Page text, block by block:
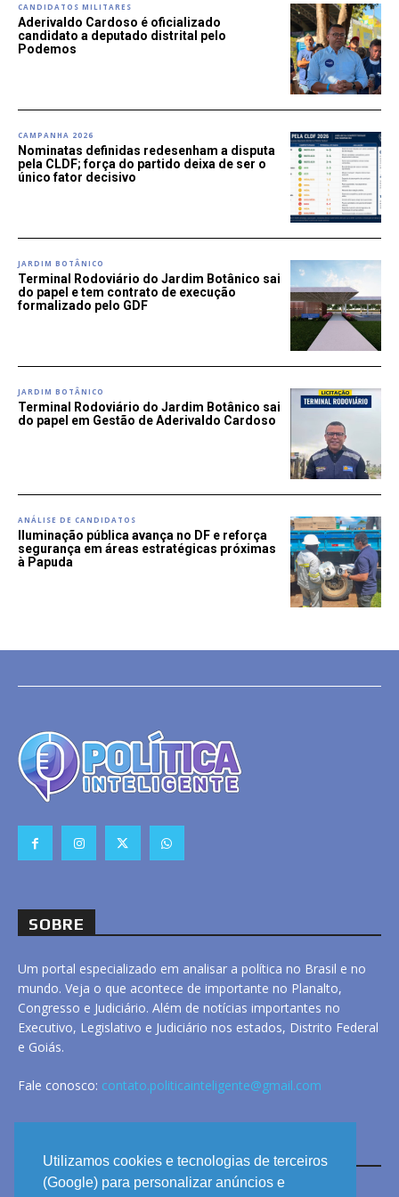
Utilizamos cookies e tecnologias de terceiros
(Google) para personalizar anúncios e
CANDIDATOS MILITARES
Aderivaldo Cardoso é oficializado
candidato a deputado distrital pelo
Podemos
CAMPANHA 2026
Nominatas definidas redesenham a disputa
pela CLDF; força do partido deixa de ser o
único fator decisivo
JARDIM BOTÂNICO
Terminal Rodoviário do Jardim Botânico sai
do papel e tem contrato de execução
formalizado pelo GDF
JARDIM BOTÂNICO
Terminal Rodoviário do Jardim Botânico sai
do papel em Gestão de Aderivaldo Cardoso
ANÁLISE DE CANDIDATOS
Iluminação pública avança no DF e reforça
segurança em áreas estratégicas próximas
à Papuda
SOBRE
Um portal especializado em analisar a política no Brasil e no
mundo. Veja o que acontece de importante no Planalto,
Congresso e Judiciário. Além de notícias importantes no
Executivo, Legislativo e Judiciário nos estados, Distrito Federal
e Goiás.
Fale conosco: contato.politicainteligente@gmail.com
LINKS